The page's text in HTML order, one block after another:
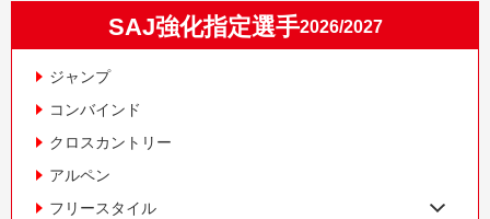
SAJ強化指定選手2026/2027
ジャンプ
コンバインド
クロスカントリー
アルペン
フリースタイル